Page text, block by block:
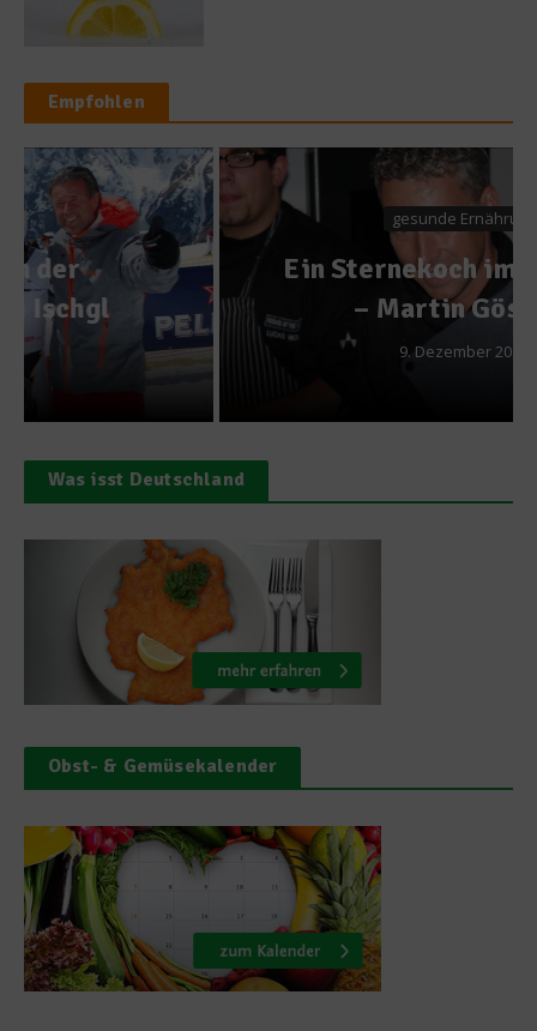
Empfohlen
gesunde Ernährung
Ein Sternekoch im Gespräch
– Martin Göschel
9. Dezember 2010
Was isst Deutschland
Obst- & Gemüsekalender